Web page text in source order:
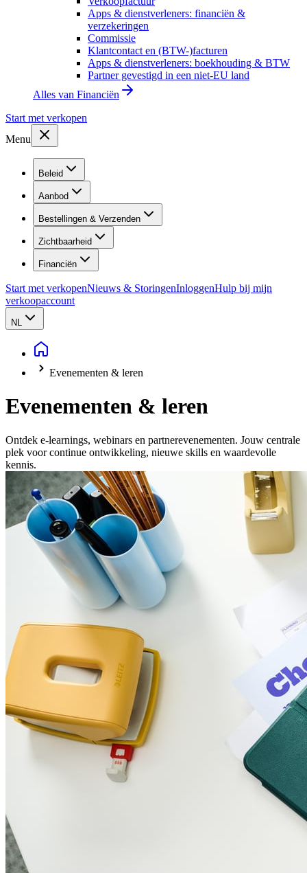
Apps & dienstverleners: financiën &
verzekeringen
Commissie
Klantcontact en (BTW-)facturen
Apps & dienstverleners: boekhouding & BTW
Partner gevestigd in een niet-EU land
Alles van Financiën
Start met verkopen
Menu
Beleid
Aanbod
Bestellingen & Verzenden
Zichtbaarheid
Financiën
Start met verkopenNieuws & StoringenInloggenHulp bij mijn
verkoopaccount
NL
Evenementen & leren
Evenementen & leren
Ontdek e-learnings, webinars en partner­evenementen. Jouw centrale
plek voor continue ontwikkeling, nieuwe skills en waardevolle
kennis.